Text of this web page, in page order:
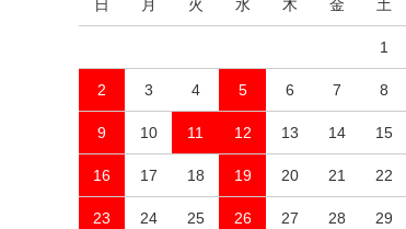
日 月 火 水 木 金 土
1
2 3 4 5 6 7 8
9 10 11 12 13 14 15
16 17 18 19 20 21 22
23 24 25 26 27 28 29